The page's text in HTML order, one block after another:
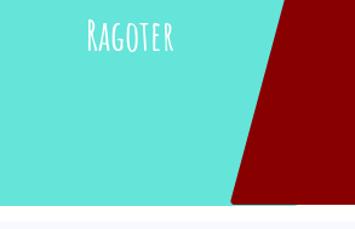
Ragoter